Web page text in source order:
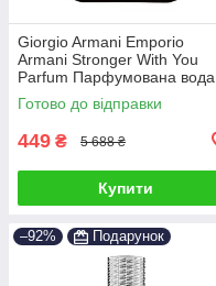
Giorgio Armani Emporio
Armani Stronger With You
Parfum Парфумована вода
100 ml
Готово до відправки
449 ₴ 5 688 ₴
Купити
–92% Подарунок